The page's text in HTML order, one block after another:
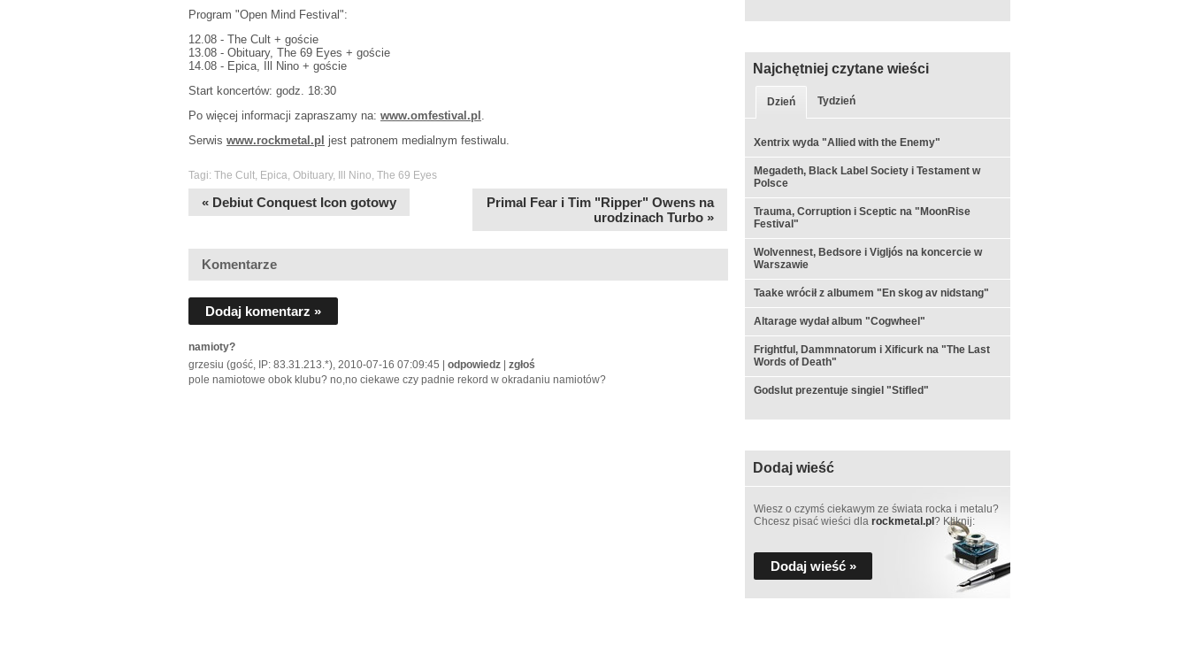
Program "Open Mind Festival":
12.08 - The Cult + goście
13.08 - Obituary, The 69 Eyes + goście
14.08 - Epica, Ill Nino + goście
Start koncertów: godz. 18:30
Po więcej informacji zapraszamy na: www.omfestival.pl
Serwis www.rockmetal.pl jest patronem medialnym festiwalu.
Tagi: The Cult, Epica, Obituary, Ill Nino, The 69 Eyes
« Debiut Conquest Icon gotowy
Primal Fear i Tim "Ripper" Owens na
urodzinach Turbo »
Komentarze
Dodaj komentarz »
namioty?
grzesiu (gość, IP: 83.31.213.*), 2010-07-16 07:09:45 | odpowiedz | zgłoś
pole namiotowe obok klubu? no,no ciekawe czy padnie rekord w okradaniu namiotów?
Najchętniej czytane wieści
Dzień Tydzień
Xentrix wyda "Allied with the Enemy"
Megadeth, Black Label Society i Testament w
Polsce
Trauma, Corruption i Sceptic na "MoonRise
Festival"
Wolvennest, Bedsore i Vigljós na koncercie w
Warszawie
Taake wrócił z albumem "En skog av nidstang"
Altarage wydał album "Cogwheel"
Frightful, Dammnatorum i Xificurk na "The Last
Words of Death"
Godslut prezentuje singiel "Stifled"
Dodaj wieść
Wiesz o czymś ciekawym ze świata rocka i metalu?
Chcesz pisać wieści dla rockmetal.pl ? Kliknij:
Dodaj wieść »